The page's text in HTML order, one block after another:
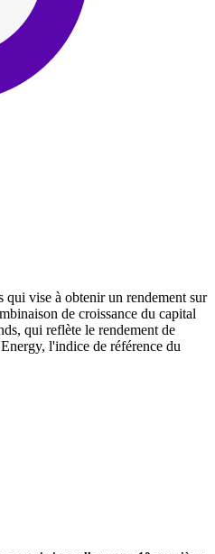
qui vise à obtenir un rendement sur
de croissance du capital
qui reflète le rendement de
l'indice de référence du